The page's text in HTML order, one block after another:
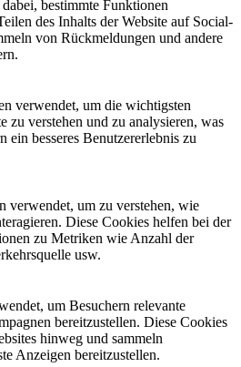
bestimmte Funktionen
des Inhalts der Website auf Social-
von Rückmeldungen und andere
verwendet, um die wichtigsten
zu verstehen und zu analysieren, was
ein besseres Benutzererlebnis zu
verwendet, um zu verstehen, wie
Diese Cookies helfen bei der
zu Metriken wie Anzahl der
usw.
um Besuchern relevante
bereitzustellen. Diese Cookies
hinweg und sammeln
Anzeigen bereitzustellen.